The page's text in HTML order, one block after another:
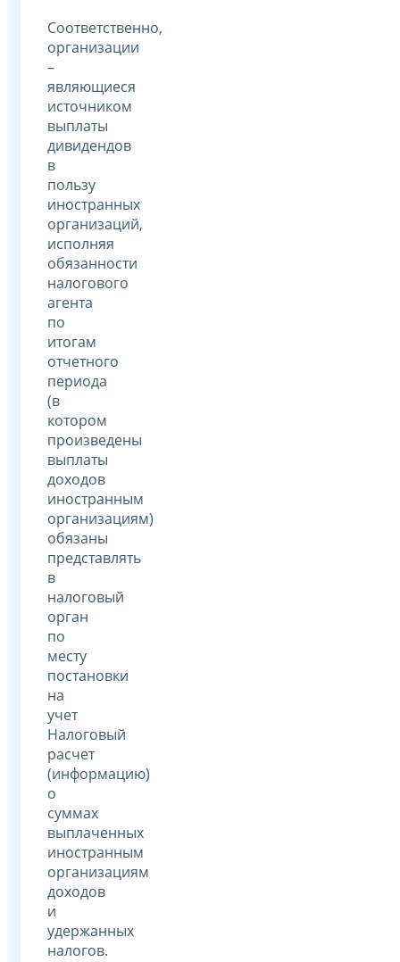
Соответственно,
организации
–
являющиеся
источником
выплаты
дивидендов
в
пользу
иностранных
организаций,
исполняя
обязанности
налогового
агента
по
итогам
отчетного
периода
(в
котором
произведены
выплаты
доходов
иностранным
организациям)
обязаны
представлять
в
налоговый
орган
по
месту
постановки
на
учет
Налоговый
расчет
(информацию)
о
суммах
выплаченных
иностранным
организациям
доходов
и
удержанных
налогов.